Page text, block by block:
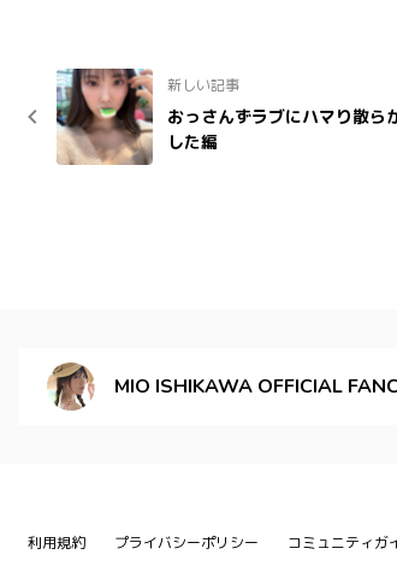
新しい記事
おっさんずラブにハマり散ら
した編
MIO ISHIKAWA OFFICIAL
利用規約 プライバシーポリシー コミュニティガ